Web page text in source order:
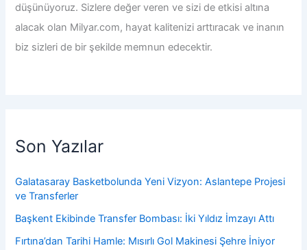
düşünüyoruz. Sizlere değer veren ve sizi de etkisi altına
alacak olan Milyar.com, hayat kalitenizi arttıracak ve inanın
biz sizleri de bir şekilde memnun edecektir.
Son Yazılar
Galatasaray Basketbolunda Yeni Vizyon: Aslantepe Projesi
ve Transferler
Başkent Ekibinde Transfer Bombası: İki Yıldız İmzayı Attı
Fırtına’dan Tarihi Hamle: Mısırlı Gol Makinesi Şehre İniyor